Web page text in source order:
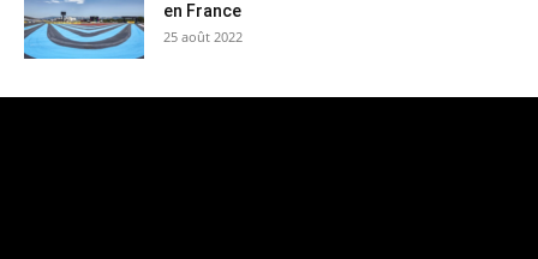
en France
25 août 2022